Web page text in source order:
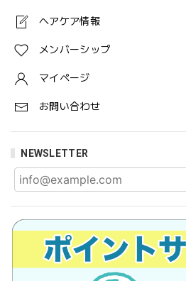
ヘアケア情報
メンバーシップ
マイページ
お問い合わせ
NEWSLETTER